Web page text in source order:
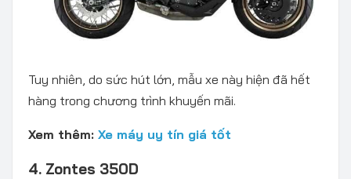
Tuy nhiên, do sức hút lớn, mẫu xe này hiện đã hết
hàng trong chương trình khuyến mãi.
Xem thêm: Xe máy uy tín giá tốt
4. Zontes 350D